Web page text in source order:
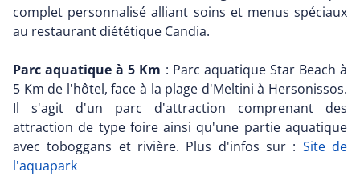
complet personnalisé alliant soins et menus spéciaux
au restaurant diététique Candia.
Parc aquatique à 5 Km : Parc aquatique Star Beach à
5 Km de l'hôtel, face à la plage d'Meltini à Hersonissos.
Il s'agit d'un parc d'attraction comprenant des
attraction de type foire ainsi qu'une partie aquatique
avec toboggans et rivière. Plus d'infos sur : Site de
l'aquapark